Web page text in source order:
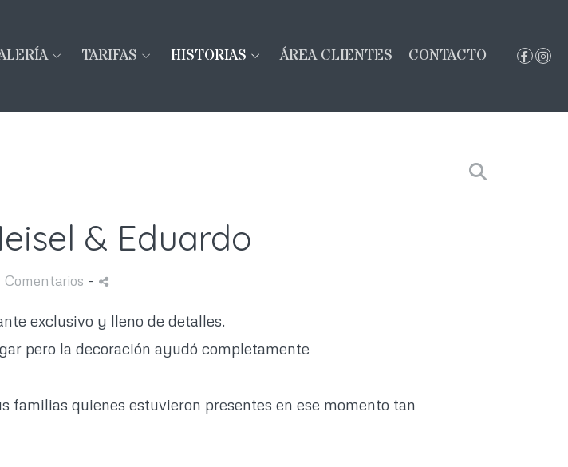
TARIFAS HISTORIAS ÁREA CLIENTES CONTACTO
& Eduardo
Comentarios -
exclusivo y lleno de detalles.
pero la decoración ayudó completamente
familias quienes estuvieron presentes en ese momento tan